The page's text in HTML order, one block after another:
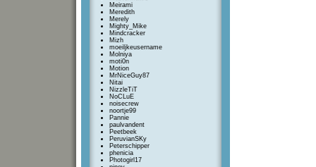
Meirami
Meredith
Merely
Mighty_Mike
Mindcracker
Mizh
moeiljkeusername
Molniya
moti0n
Motion
MrNiceGuy87
Nitai
NizzleTiT
NoCLuE
noisecrew
noortje99
Pannie
paulvandent
Peetbeek
PeruvianSKy
Peterschipper
phenicia
Photogirl17